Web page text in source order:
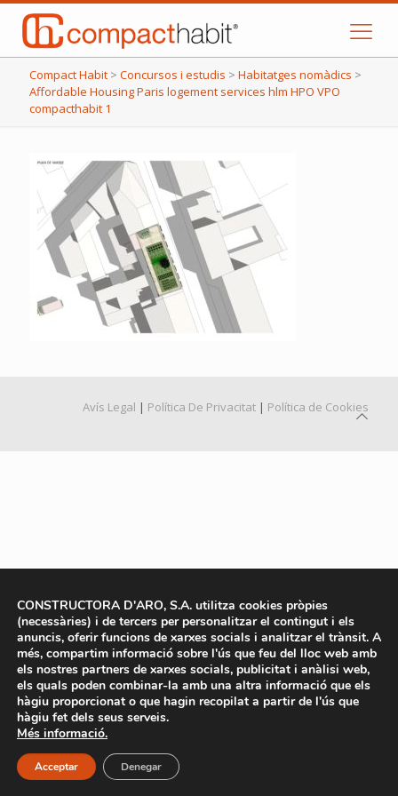
Compact Habit > Concursos i estudis > Habitatges nomàdics >
Affordable Housing Paris logement services hlm HPO VPO
compacthabit 1
Avís Legal | Política De Privacitat | Política de Cookies
CONSTRUCTORA D'ARO, S.A. utilitza cookies pròpies
(necessàries) i de tercers per personalitzar el contingut i els
anuncis, oferir funcions de xarxes socials i analitzar el trànsit. A
més, compartim informació sobre l'ús que feu del lloc web amb
els nostres partners de xarxes socials, publicitat i anàlisi web,
els quals poden combinar-la amb una altra informació que els
hàgiu proporcionat o que hagin recopilat a partir de l'ús que
hàgiu fet dels seus serveis.
Més informació.
Acceptar Denegar